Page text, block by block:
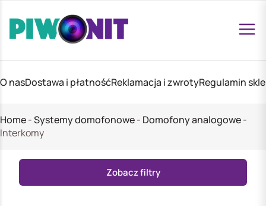
O nasDostawa i płatnośćReklamacja i zwrotyRegulamin
Home-Systemy domofonowe- Domofony analogowe-
Interkomy
Zobacz filtry